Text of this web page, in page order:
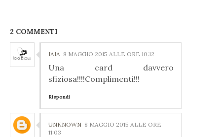
2 COMMENTI
IAIA 8 MAGGIO 2015 ALLE ORE 10:12
Una card davvero
sfiziosa!!!!Complimenti!!!
Rispondi
UNKNOWN 8 MAGGIO 2015 ALLE ORE
11:03